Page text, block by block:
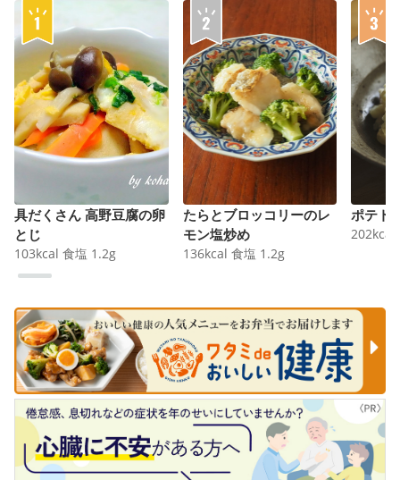
具だくさん 高野豆腐の卵
とじ
103kcal 食塩 1.2g
たらとブロッコリーのレ
モン塩炒め
136kcal 食塩 1.2g
ポテト
202kcal